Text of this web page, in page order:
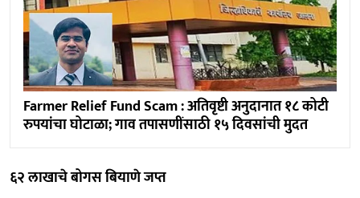
Farmer Relief Fund Scam : अतिवृष्टी अनुदानात १८ कोटी
रुपयांचा घोटाळा; गाव तपासणींसाठी १५ दिवसांची मुदत
६२ लाखाचे बोगस बियाणे जप्त